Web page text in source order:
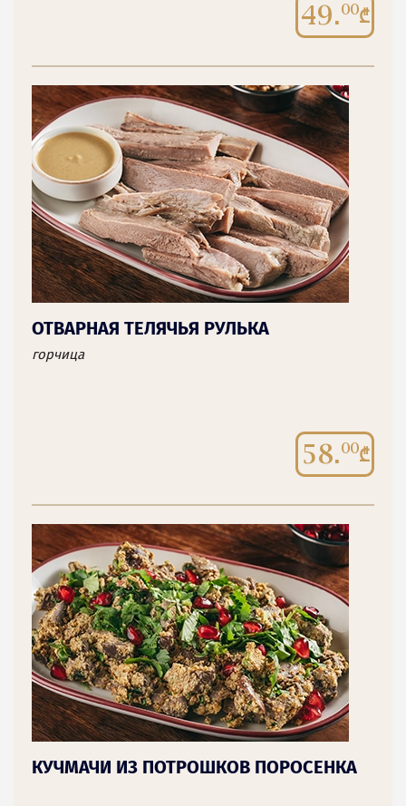
49.00
ОТВАРНАЯ ТЕЛЯЧЬЯ РУЛЬКА
горчица
58.00
КУЧМАЧИ ИЗ ПОТРОШКОВ ПОРОСЕНКА